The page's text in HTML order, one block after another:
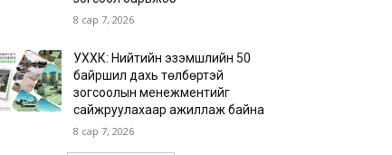
8 сар 7, 2026
УХХК: Нийтийн эзэмшлийн 50
байршил дахь төлбөртэй
зогсоолын менежментийг
сайжруулахаар ажиллаж байна
8 сар 7, 2026